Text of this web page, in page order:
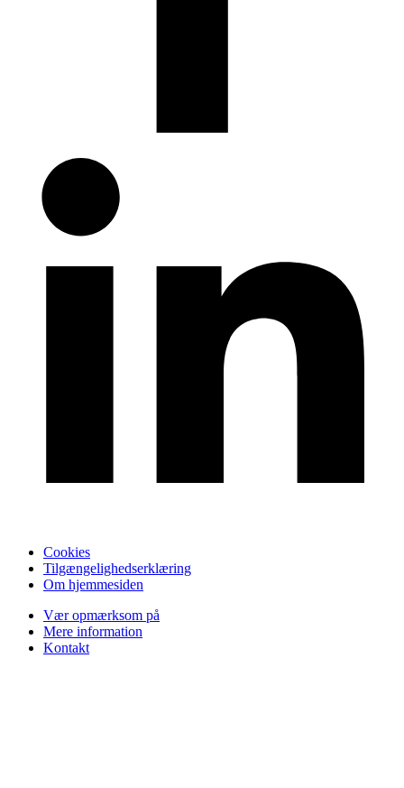
Cookies
Tilgængelighedserklæring
Om hjemmesiden
Vær opmærksom på
Mere information
Kontakt